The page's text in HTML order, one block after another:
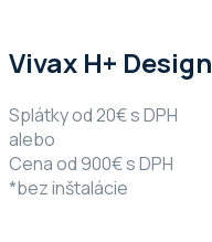
Vivax H+ Design
Splátky od 20€ s DPH
alebo
Cena od 900€ s DPH
*bez inštalácie